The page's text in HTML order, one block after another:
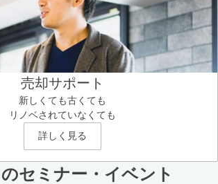
売却サポート
新しくても古くても
リノベされていなくても
詳しく見る
セミナー・イベント